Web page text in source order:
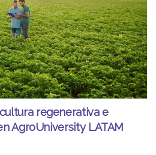
regenerativa e
AgroUniversity LATAM